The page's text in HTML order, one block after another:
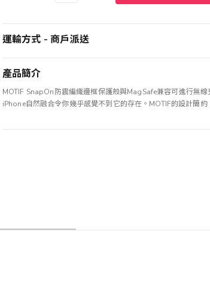
運輸方式 - 商戶派送
產品簡介
MOTIF SnapOn防震編織邊框保護殼與MagSafe兼容可進行無
iPhone自然融合令你幾乎感覺不到它的存在。MOTIF的設計簡